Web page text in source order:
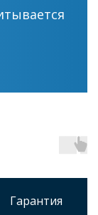
Гарантия